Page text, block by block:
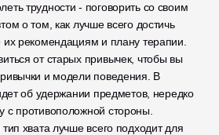
трудности - поговорить со своим
о том, как лучше всего достичь
рекомендациям и плану терапии.
от старых привычек, чтобы вы
и модели поведения. В
об удержании предметов, нередко
с противоположной стороны.
хвата лучше всего подходит для